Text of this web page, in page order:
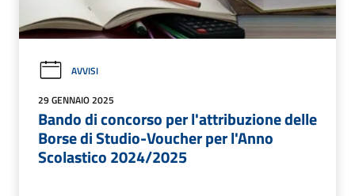
AVVISI
29 GENNAIO 2025
Bando di concorso per l'attribuzione delle
Borse di Studio-Voucher per l'Anno
Scolastico 2024/2025